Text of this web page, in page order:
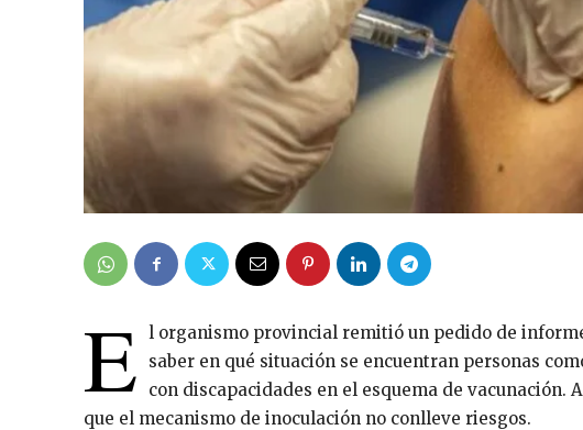
E l organismo provincial remitió un pedido de
saber en qué situación se encuentran personas
con discapacidades en el esquema de vacunación.
que el mecanismo de inoculación no conlleve riesgos.